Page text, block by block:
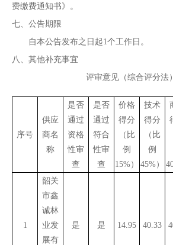
费缴费通知书》 。
七、公告期限
自本公告发布之日起1个工作日。
八、 其他补充事宜
评审意见（综合评分法）
序号
供应
商名
称
是否
通过
资格
性审
查
是否
通过
符合
性审
查
价格
得分
（比
例
15%）
技术
得分
（比
例
45%）
1
韶关
市鑫
诚林
业发
展有
是 是 14.95 40.33